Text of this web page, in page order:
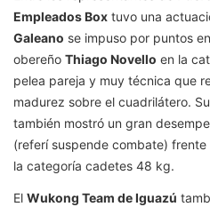
Empleados Box tuvo una
Galeano se impuso por puntos
obereño Thiago Novello en la
pelea pareja y muy técnica que
madurez sobre el cuadrilátero.
también mostró un gran
(referí suspende combate) frente
la categoría cadetes 48 kg.
El Wukong Team de Iguazú